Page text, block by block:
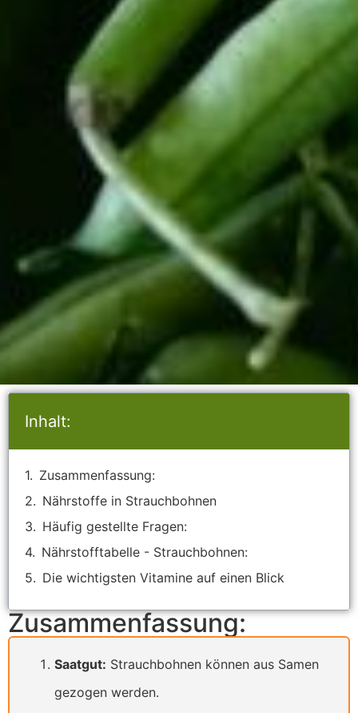
Inhalt:
Zusammenfassung:
Nährstoffe in Strauchbohnen
Häufig gestellte Fragen:
Nährstofftabelle - Strauchbohnen:
Die wichtigsten Vitamine auf einen Blick
Zusammenfassung:
Saatgut: Strauchbohnen können aus Samen
gezogen werden.